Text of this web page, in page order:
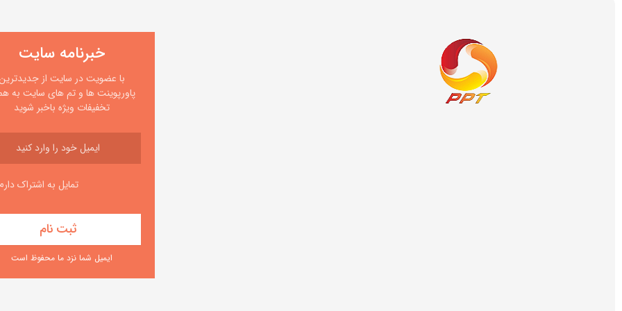
خبرنامه سایت
با عضویت در سایت از
پاورپوینت ها و تم های سایت به
تخفیفات ویژه باخبر شوید
تمایل به اشتراک
ایمیل شما نزد ما محفوظ است